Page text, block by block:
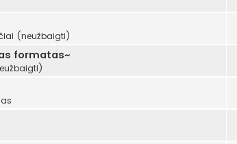
(neužbaigti)
formatas~